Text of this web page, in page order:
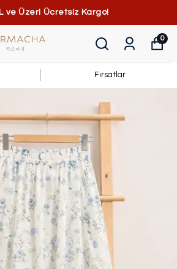
ve Üzeri Ücretsiz Kargo!
0
Fırsatlar